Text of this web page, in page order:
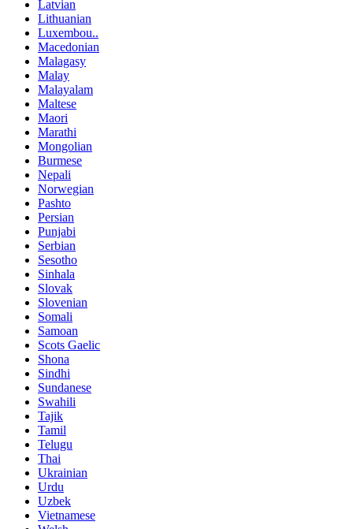
Latvian
Lithuanian
Luxembou..
Macedonian
Malagasy
Malay
Malayalam
Maltese
Maori
Marathi
Mongolian
Burmese
Nepali
Norwegian
Pashto
Persian
Punjabi
Serbian
Sesotho
Sinhala
Slovak
Slovenian
Somali
Samoan
Scots Gaelic
Shona
Sindhi
Sundanese
Swahili
Tajik
Tamil
Telugu
Thai
Ukrainian
Urdu
Uzbek
Vietnamese